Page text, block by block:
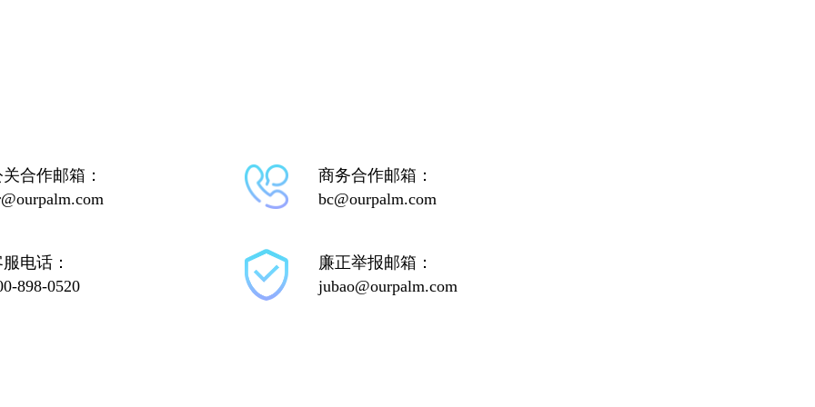
合作邮箱：
商务合作邮箱：
bc@ourpalm.com
电话：
898-0520
廉正举报邮箱：
jubao@ourpalm.com